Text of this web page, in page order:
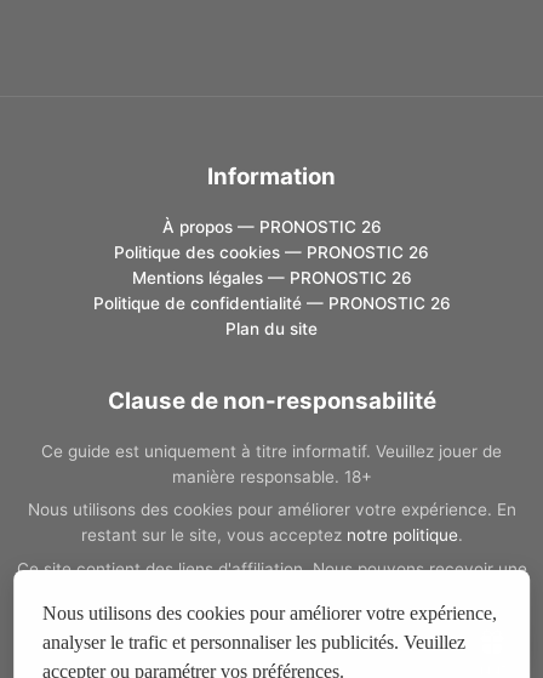
Information
À propos — PRONOSTIC 26
Politique des cookies — PRONOSTIC 26
Mentions légales — PRONOSTIC 26
Politique de confidentialité — PRONOSTIC 26
Plan du site
Clause de non-responsabilité
Ce guide est uniquement à titre informatif. Veuillez jouer de
manière responsable. 18+
Nous utilisons des cookies pour améliorer votre expérience. En
restant sur le site, vous acceptez notre politique.
Ce site contient des liens d'affiliation. Nous pouvons recevoir une
supplémentaire pour vous.
Si vous avez un problème de dépendance au jeu, vous pouvez
Nous utilisons des cookies pour améliorer votre expérience,
analyser le trafic et personnaliser les publicités. Veuillez
accepter ou paramétrer vos préférences.